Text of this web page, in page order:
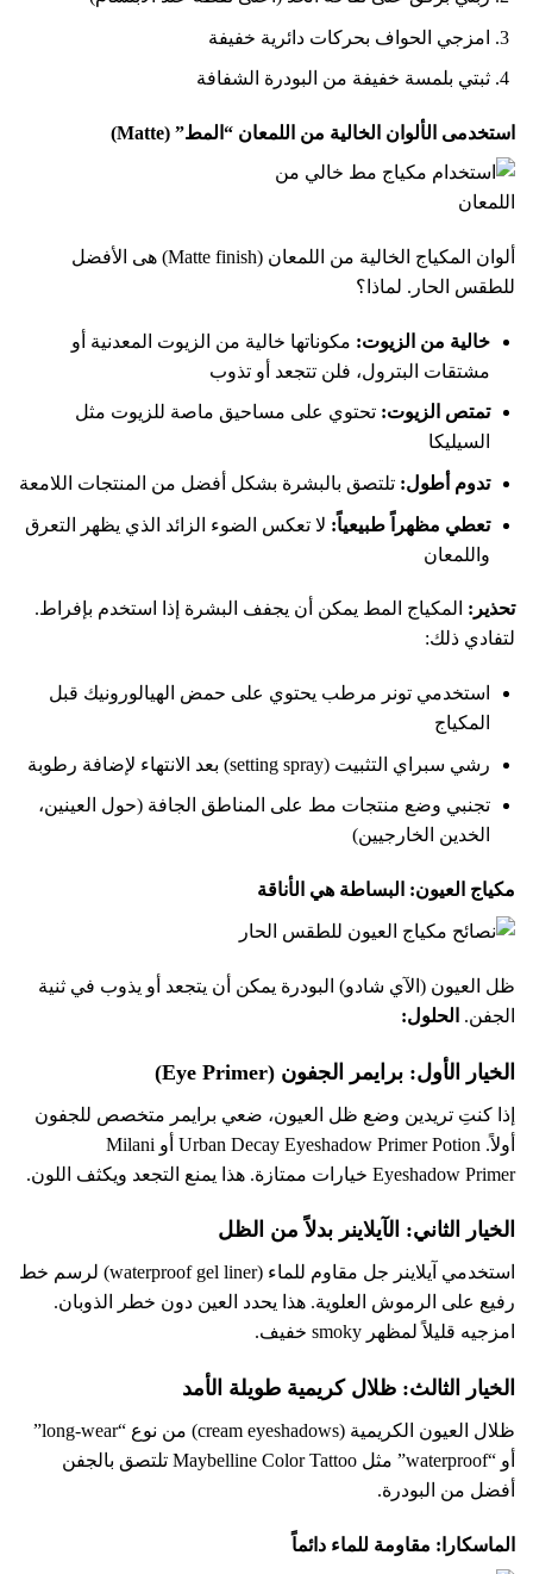
امزجي الحواف بحركات دائرية خفيفة
ثبتي بلمسة خفيفة من البودرة الشفافة
استخدمى الألوان الخالية من اللمعان “المط” (Matte)
ألوان المكياج الخالية من اللمعان (Matte finish) هى الأفضل
للطقس الحار. لماذا؟
خالية من الزيوت: مكوناتها خالية من الزيوت المعدنية أو
مشتقات البترول، فلن تتجعد أو تذوب
تمتص الزيوت: تحتوي على مساحيق ماصة للزيوت مثل
السيليكا
تدوم أطول: تلتصق بالبشرة بشكل أفضل من المنتجات اللامعة
تعطي مظهراً طبيعياً: لا تعكس الضوء الزائد الذي يظهر التعرق
واللمعان
تحذير: المكياج المط يمكن أن يجفف البشرة إذا استخدم بإفراط.
لتفادي ذلك:
استخدمي تونر مرطب يحتوي على حمض الهيالورونيك قبل
المكياج
رشي سبراي التثبيت (setting spray) بعد الانتهاء لإضافة رطوبة
تجنبي وضع منتجات مط على المناطق الجافة (حول العينين،
الخدين الخارجيين)
مكياج العيون: البساطة هي الأناقة
ظل العيون (الآي شادو) البودرة يمكن أن يتجعد أو يذوب في ثنية
الجفن. الحلول:
الخيار الأول: برايمر الجفون (Eye Primer)
إذا كنتِ تريدين وضع ظل العيون، ضعي برايمر متخصص للجفون
أولاً. Urban Decay Eyeshadow Primer Potion أو Milani
Eyeshadow Primer خيارات ممتازة. هذا يمنع التجعد ويكثف اللون.
الخيار الثاني: الآيلاينر بدلاً من الظل
استخدمي آيلاينر جل مقاوم للماء (waterproof gel liner) لرسم خط
رفيع على الرموش العلوية. هذا يحدد العين دون خطر الذوبان.
امزجيه قليلاً لمظهر smoky خفيف.
الخيار الثالث: ظلال كريمية طويلة الأمد
ظلال العيون الكريمية (cream eyeshadows) من نوع “long-wear”
أو “waterproof” مثل Maybelline Color Tattoo تلتصق بالجفن
أفضل من البودرة.
الماسكارا: مقاومة للماء دائماً